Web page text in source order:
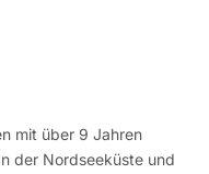
mit über 9 Jahren
der Nordseeküste und